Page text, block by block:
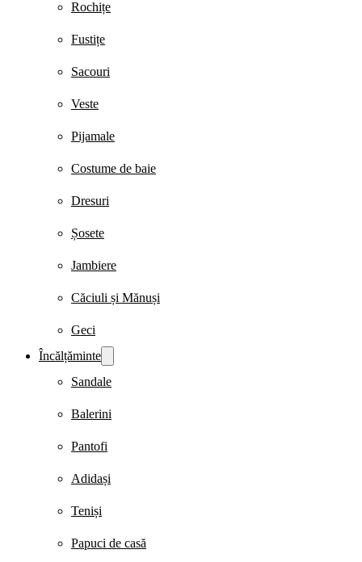
Rochițe
Fustițe
Sacouri
Veste
Pijamale
Costume de baie
Dresuri
Șosete
Jambiere
Căciuli și Mănuși
Geci
Încălțăminte
Sandale
Balerini
Pantofi
Adidași
Teniși
Papuci de casă